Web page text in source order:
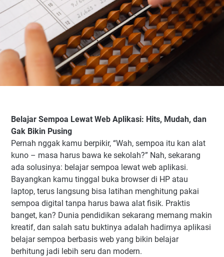
Belajar Sempoa Lewat Web Aplikasi: Hits, Mudah, dan
Gak Bikin Pusing
Pernah nggak kamu berpikir, “Wah, sempoa itu kan alat
kuno – masa harus bawa ke sekolah?” Nah, sekarang
ada solusinya: belajar sempoa lewat web aplikasi.
Bayangkan kamu tinggal buka browser di HP atau
laptop, terus langsung bisa latihan menghitung pakai
sempoa digital tanpa harus bawa alat fisik. Praktis
banget, kan? Dunia pendidikan sekarang memang makin
kreatif, dan salah satu buktinya adalah hadirnya aplikasi
belajar sempoa berbasis web yang bikin belajar
berhitung jadi lebih seru dan modern.